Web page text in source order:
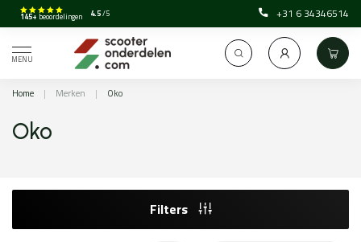
145+ beoordelingen 4.5/5 +31 6 34346514
MENU
Home | Merken | Oko
Oko
Filters